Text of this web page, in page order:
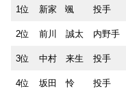
1位 新家 颯 投手
2位 前川 誠太 内野手
3位 中村 来生 投手
4位 坂田 怜 投手